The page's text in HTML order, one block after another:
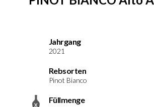
Jahrgang
2021
Rebsorten
Pinot Bianco
Füllmenge